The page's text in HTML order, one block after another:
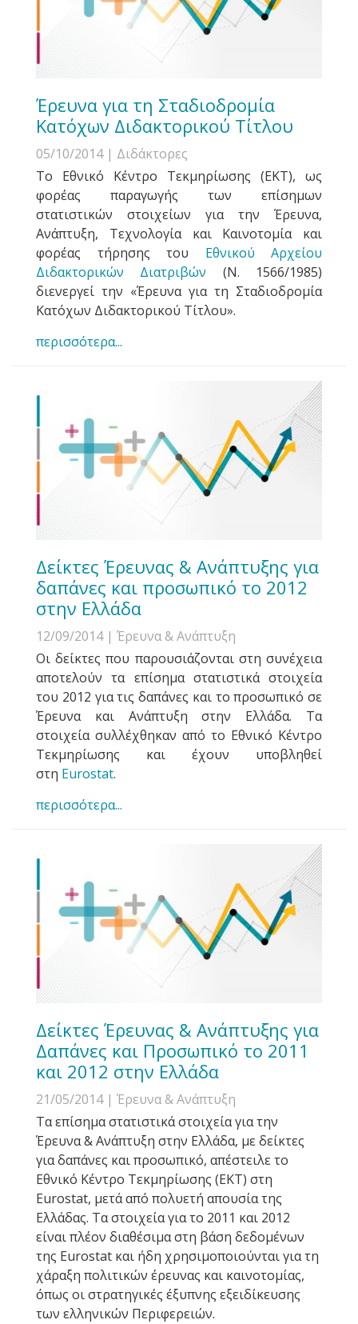
Έρευνα για τη Σταδιοδρομία
Κατόχων Διδακτορικού Τίτλου
05/10/2014| Διδάκτορες
Το Εθνικό Κέντρο Τεκμηρίωσης (ΕΚΤ), ως
φορέας παραγωγής των επίσημων
στατιστικών στοιχείων για την Έρευνα,
Ανάπτυξη, Τεχνολογία και Καινοτομία και
φορέας τήρησης του Εθνικού Αρχείου
Διδακτορικών Διατριβών (Ν. 1566/1985)
διενεργεί την «Έρευνα για τη Σταδιοδρομία
Κατόχων Διδακτορικού Τίτλου».
περισσότερα...
Δείκτες Έρευνας & Ανάπτυξης για
δαπάνες και προσωπικό το 2012
στην Ελλάδα
12/09/2014| Έρευνα & Ανάπτυξη
Οι δείκτες που παρουσιάζονται στη συνέχεια
αποτελούν τα επίσημα στατιστικά στοιχεία
του 2012 για τις δαπάνες και το προσωπικό σε
Έρευνα και Ανάπτυξη στην Ελλάδα. Τα
στοιχεία συλλέχθηκαν από το Εθνικό Κέντρο
Τεκμηρίωσης και έχουν υποβληθεί
στη Eurostat.
περισσότερα...
Δείκτες Έρευνας & Ανάπτυξης για
Δαπάνες και Προσωπικό το 2011
και 2012 στην Ελλάδα
21/05/2014| Έρευνα & Ανάπτυξη
Τα επίσημα στατιστικά στοιχεία για την
Έρευνα & Ανάπτυξη στην Ελλάδα, με δείκτες
για δαπάνες και προσωπικό, απέστειλε το
Εθνικό Κέντρο Τεκμηρίωσης (ΕΚΤ) στη
Eurostat, μετά από πολυετή απουσία της
Ελλάδας. Τα στοιχεία για το 2011 και 2012
είναι πλέον διαθέσιμα στη βάση δεδομένων
της Eurostat και ήδη χρησιμοποιούνται για τη
χάραξη πολιτικών έρευνας και καινοτομίας,
όπως οι στρατηγικές έξυπνης εξειδίκευσης
των ελληνικών Περιφερειών.